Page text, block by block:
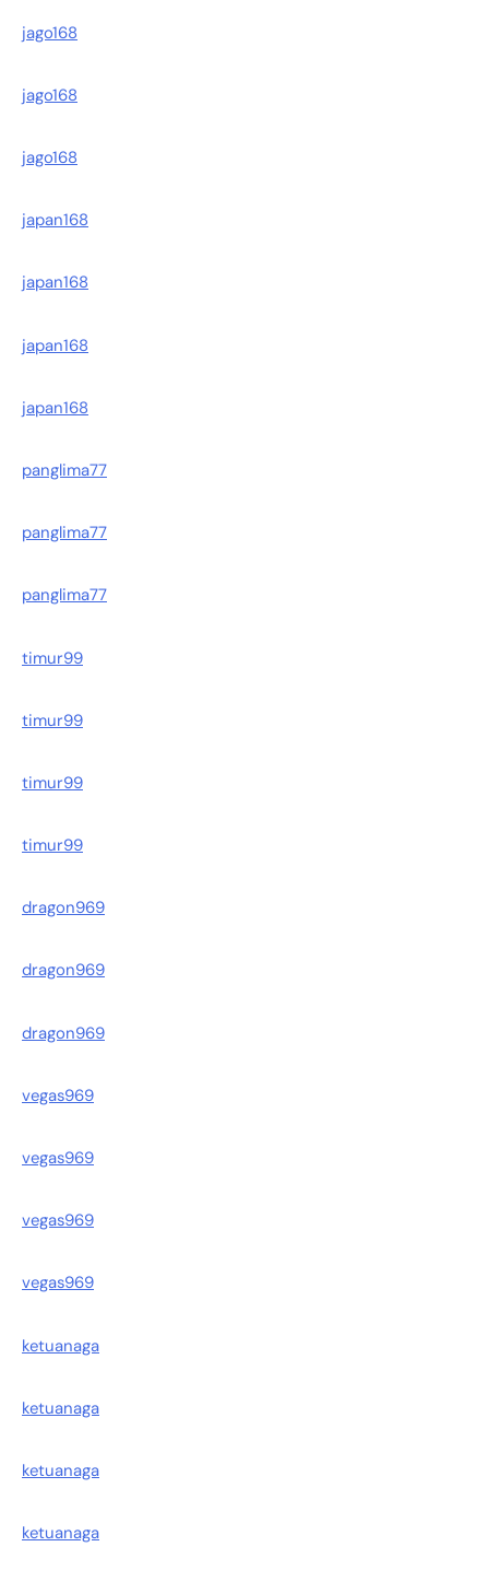
jago168
jago168
jago168
japan168
japan168
japan168
japan168
panglima77
panglima77
panglima77
timur99
timur99
timur99
timur99
dragon969
dragon969
dragon969
vegas969
vegas969
vegas969
vegas969
ketuanaga
ketuanaga
ketuanaga
ketuanaga